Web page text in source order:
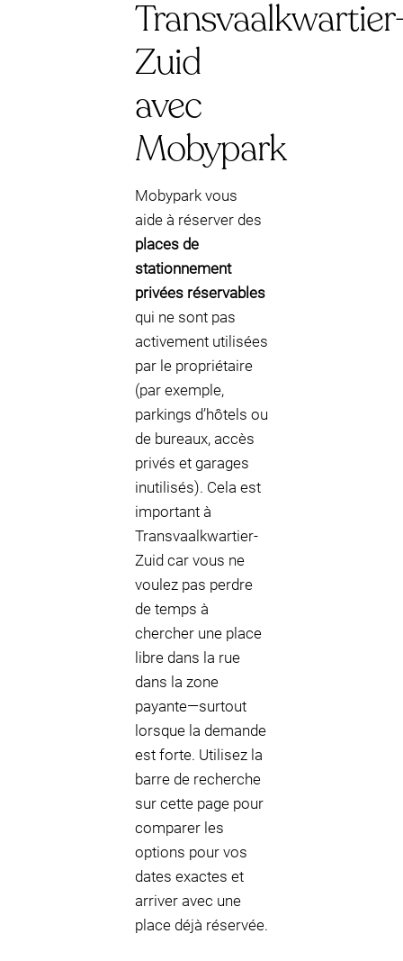
Zuid
avec
Mobypark
Mobypark vous
aide à réserver des
places de
stationnement
privées réservables
qui ne sont pas
activement utilisées
par le propriétaire
(par exemple,
parkings d’hôtels ou
de bureaux, accès
privés et garages
inutilisés). Cela est
important à
Transvaalkwartier-
Zuid car vous ne
voulez pas perdre
de temps à
chercher une place
libre dans la rue
dans la zone
payante—surtout
lorsque la demande
est forte. Utilisez la
barre de recherche
sur cette page pour
comparer les
options pour vos
dates exactes et
arriver avec une
place déjà réservée.